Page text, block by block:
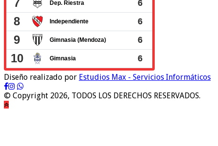
Diseño realizado por Estudios Max - Servicios Informáticos
© Copyright 2026, TODOS LOS DERECHOS RESERVADOS.